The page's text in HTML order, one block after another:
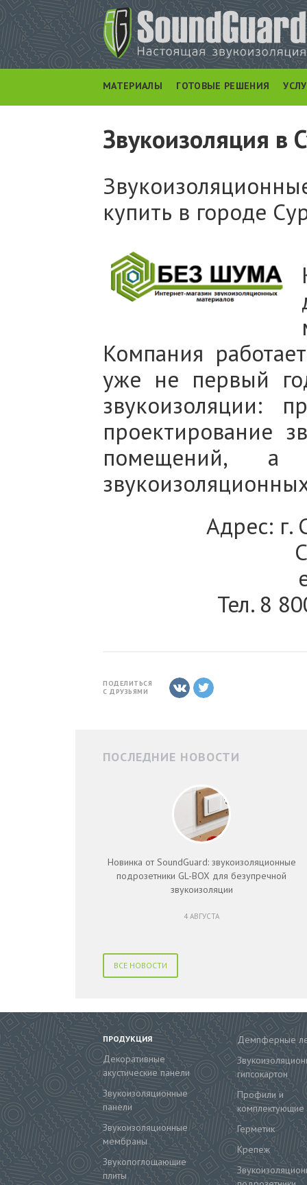
МАТЕРИАЛЫ ГОТОВЫЕ РЕШЕНИЯ
Звукоизоляция в
купить в городе
Компания
уже не первый
звукоизоляции:
проектирование
помещений, а
Адрес: г.
Тел. 8
ПОДЕЛИТЬСЯ
С ДРУЗЬЯМИ
ПОСЛЕДНИЕ НОВОСТИ
Новинка от SoundGuard: звукоизоляционные
подрозетники GL-BOX для безупречной
звукоизоляции
4 АВГУСТА
ВСЕ НОВОСТИ
ПРОДУКЦИЯ
Декоративные
акустические панели
Звукоизоляционные
панели
Звукоизоляционные
мембраны
Звукопоглощающие
плиты
Демпферные
гипсокартон
Профили и
комплектующие
Герметик
Крепеж